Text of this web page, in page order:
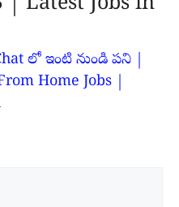
లో ఇంటి నుండి పని |
Home Jobs |